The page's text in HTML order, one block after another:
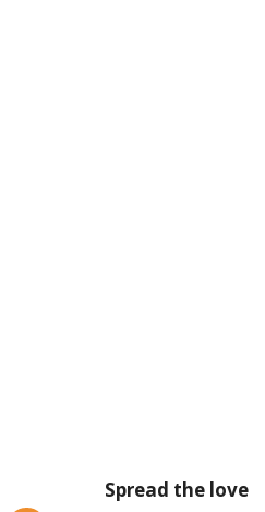
Spread the love